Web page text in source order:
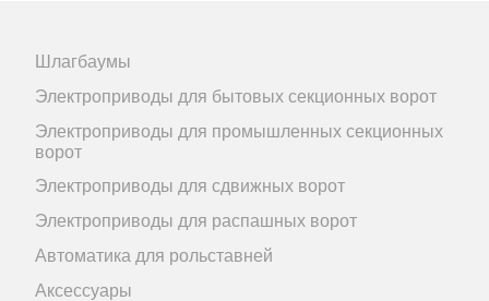
Шлагбаумы
Электроприводы для бытовых секционных ворот
Электроприводы для промышленных секционных
ворот
Электроприводы для сдвижных ворот
Электроприводы для распашных ворот
Автоматика для рольставней
Аксессуары